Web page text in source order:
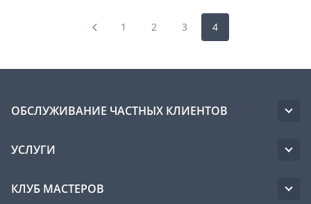
1 2 3 4
ОБСЛУЖИВАНИЕ ЧАСТНЫХ КЛИЕНТОВ
УСЛУГИ
КЛУБ МАСТЕРОВ